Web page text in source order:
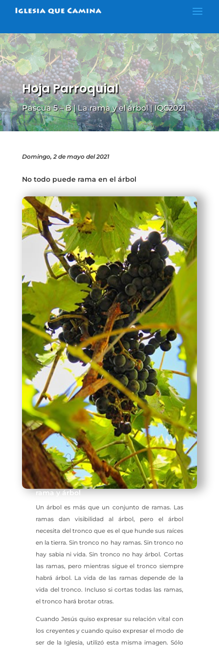
Hoja Parroquial
Pascua 5 – B | La rama y el árbol | IQC2021
Domingo, 2 de mayo del 2021
No todo puede rama en el árbol
rama y árbol
Un árbol es más que un conjunto de ramas. Las
ramas dan visibilidad al árbol, pero el árbol
necesita del tronco que es el que hunde sus raíces
en la tierra. Sin tronco no hay ramas. Sin tronco no
hay sabia ni vida. Sin tronco no hay árbol. Cortas
las ramas, pero mientras sigue el tronco siempre
habrá árbol. La vida de las ramas depende de la
vida del tronco. Incluso si cortas todas las ramas,
el tronco hará brotar otras.
Cuando Jesús quiso expresar su relación vital con
los creyentes y cuando quiso expresar el modo de
ser de la Iglesia, utilizó esta misma imagen. Sólo